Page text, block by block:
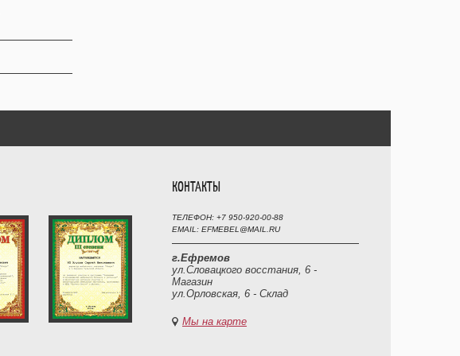
КОНТАКТЫ
ТЕЛЕФОН: +7 950-920-00-88
EMAIL: EFMEBEL@MAIL.RU
г.Ефремов
ул.Словацкого восстания, 6 -
Магазин
ул.Орловская, 6 - Склад
Мы на карте